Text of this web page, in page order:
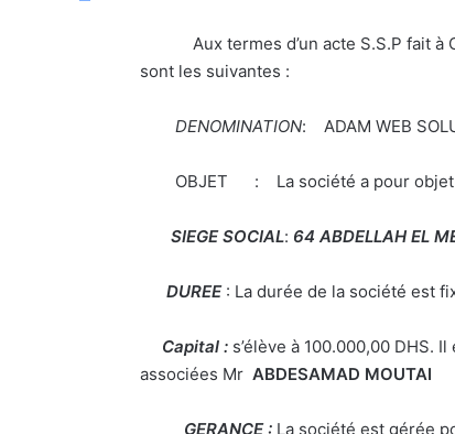
Aux termes d’un acte S.S.P fait à
sont les suivantes :
DENOMINATION: ADAM WEB
OBJET : La société a pour
SIEGE SOCIAL: 64 ABDELLAH EL
DUREE: La durée de la société est
Capital : s’élève à 100.000,00 DHS.
associées Mr ABDESAMAD MOUTAI
GERANCE : La société est gérée